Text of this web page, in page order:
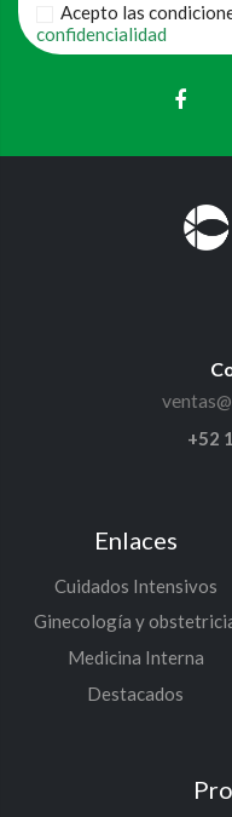
Acepto las
confidencialidad
+52
Enlaces
Cuidados Intensivos
Ginecología y
Medicina Interna
Destacados